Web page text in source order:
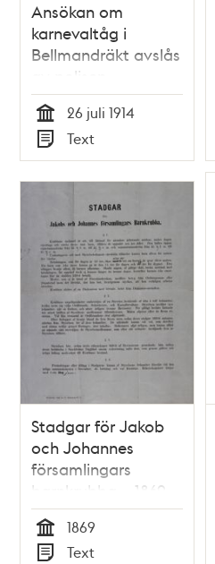
Ansökan om
karnevaltåg i
Bellmandräkt avslås
av polisen –
polisrapport 1914
Tid
26 juli 1914
Typ
Text
Stadgar för Jakob
och Johannes
församlingars
barnkrubba – 1869
Tid
1869
Text